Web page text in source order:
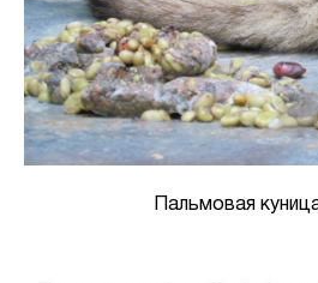
Пальмовая